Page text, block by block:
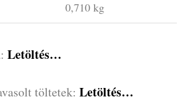
0,710 kg
Letöltés…
töltetek: Letöltés…